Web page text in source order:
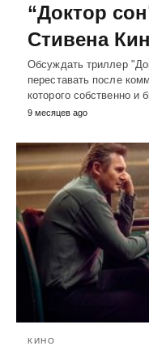
“Доктор
Стивена
Обсуждать триллер
переставать после
которого собственно
9 месяцев ago
КИНО